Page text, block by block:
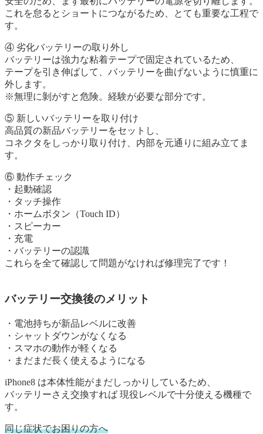
これを怠るとショートにつながるため、とても重要な工程で
す。
④ 劣化バッテリーの取り外し
バッテリーは強力な粘着テープで固定されているため、
テープを引き伸ばして、バッテリーを曲げないように慎重に
外します。
※無理に剝がすと危険。経験が必要な部分です。
⑤ 新しいバッテリーを取り付け
高品質の新品バッテリーをセットし、
コネクタをしっかり取り付け、内部を元通りに組み立てま
す。
⑥ 動作チェック
・起動確認
・タッチ操作
・ホームボタン（Touch ID）
・スピーカー
・充電
・バッテリーの認識
これらを全て確認して問題がなければ修理完了です！
バッテリー交換後のメリット
・電池持ちが新品レベルに改善
・シャットダウンがなくなる
・スマホの動作が軽くなる
・まだまだ長く使えるようになる
iPhone8 は本体性能がまだしっかりしているため、
バッテリーさえ交換すれば 現役レベルで十分使える機種で
す。
同じ症状でお困りの方へ